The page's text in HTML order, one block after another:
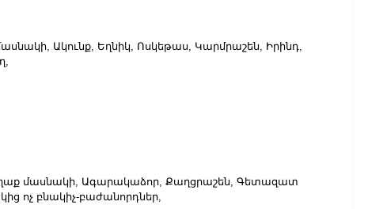
Ակունք, Եղնիկ, Ոսկեթաս, Կարմրաշեն, Իրինդ,
մասնակի, Ագարակաձոր, Քաղցրաշեն, Գետազատ
ոչ բնակիչ-բաժանորդներ,